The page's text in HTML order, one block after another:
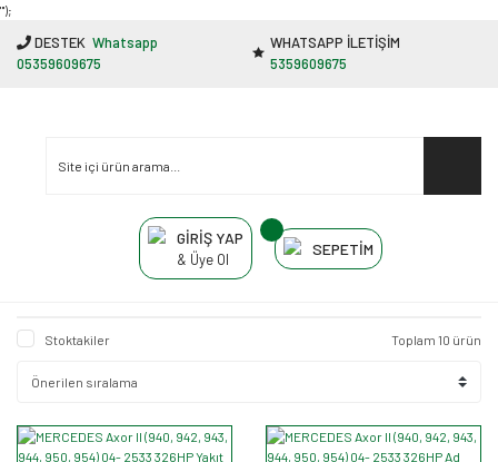
"');
DESTEK Whatsapp
05359609675
WHATSAPP İLETİŞİM
5359609675
GİRİŞ YAP
& Üye Ol
SEPETİM
Stoktakiler Toplam 10 ürün